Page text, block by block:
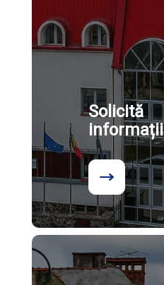
Solicită
informații